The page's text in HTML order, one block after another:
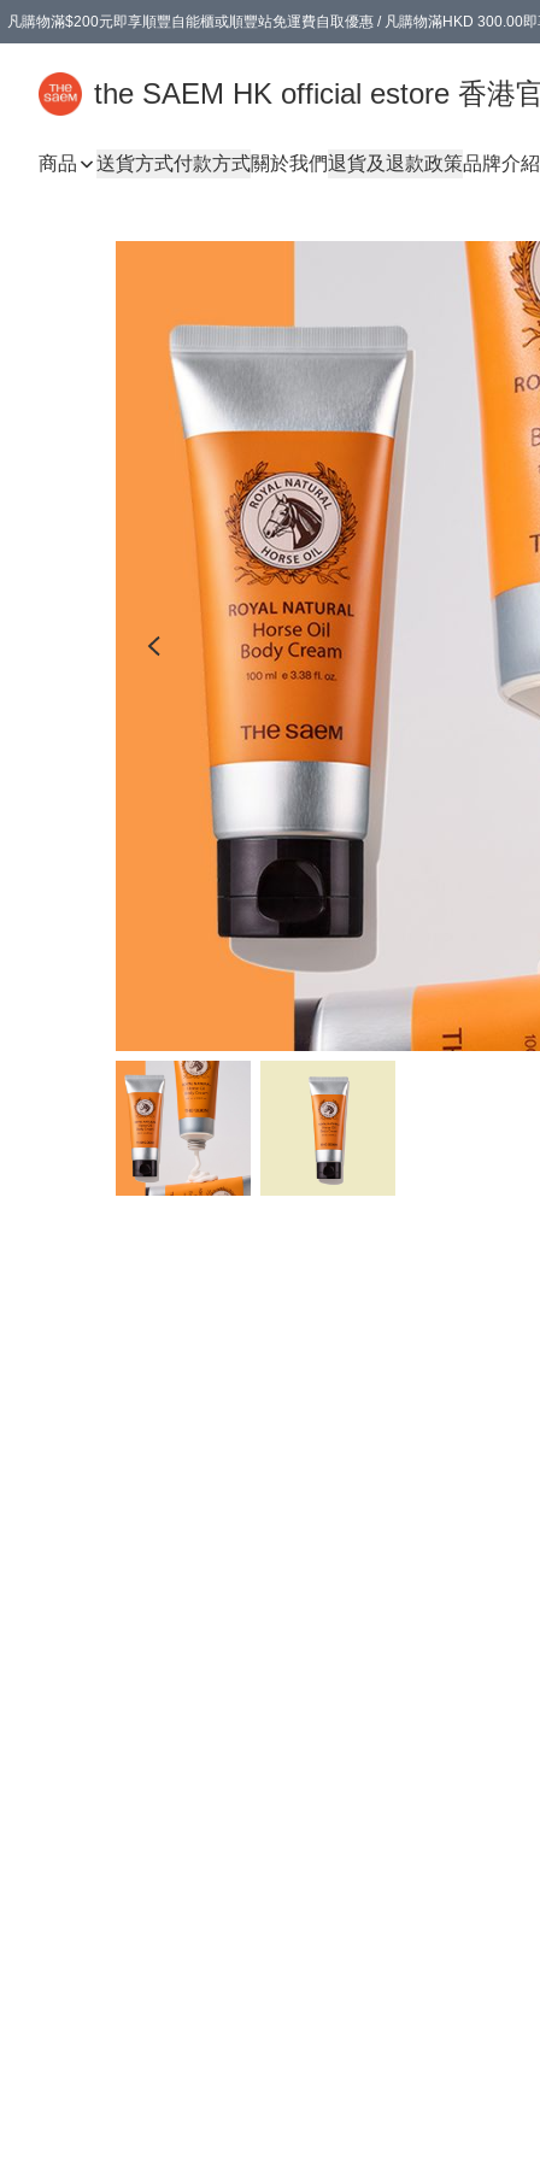
凡購物滿$200元即享順豐自能櫃或順豐站免運費自取優惠 / 凡購物滿HKD 300.00
the SAEM HK official estore 香港
商品 送貨方式付款方式關於我們退貨及退款政策品牌介紹